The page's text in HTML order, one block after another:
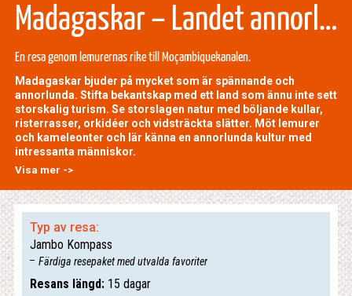
Madagaskar – Landet annorlunda
En resa genom lemurernas rike till Moçambiquekanalen.
Madagaskar bjuder på mycket som är spännande och
annorlunda. Stifta bekantskap med ett land som ännu inte sett
storskalig turism. Se storslagen natur med böljande kullar,
risterrasser, orkidéer och vidsträckta slätter. Möt lemurer
och kameleonter och lär känna en annorlunda kultur med
intressanta människor.
Visa mer ->
Typ av resa:
Jambo Kompass
Färdiga resepaket med utvalda favoriter
Resans längd: 15 dagar